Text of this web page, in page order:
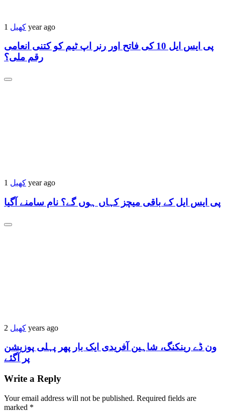
کھیل 1 year ago
پی ایس ایل 10 کی فاتح اور رنر اپ ٹیم کو کتنی انعامی
رقم ملی؟
کھیل 1 year ago
پی ایس ایل کے باقی میچز کہاں ہوں گے؟ نام سامنے آگیا
کھیل 2 years ago
ون ڈے رینکنگ، شاہین آفریدی ایک بار پھر پہلی پوزیشن
پر آگئے
Write a Reply
Your email address will not be published. Required fields are
marked *